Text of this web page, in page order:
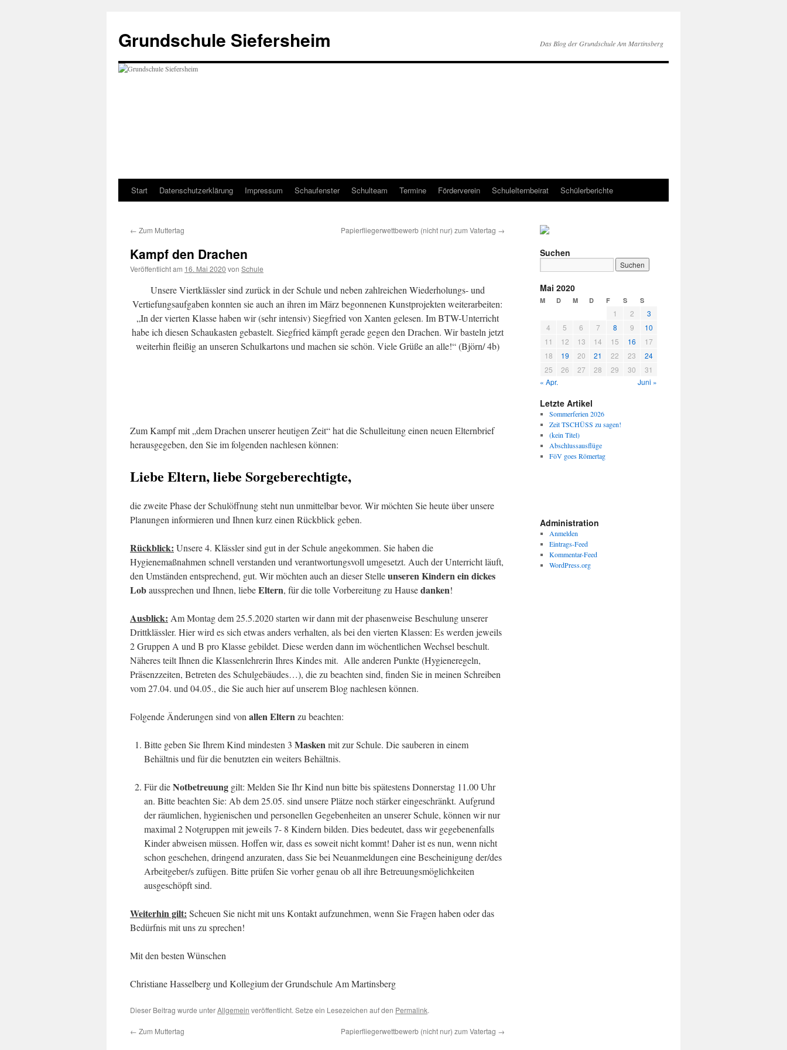
springen
Grundschule Siefersheim Das Blog der Grundschule Am Martinsberg
Start Datenschutzerklärung Impressum Schaufenster Schulteam Termine Förderverein Schulelternbeirat Schülerberichte
← Zum Muttertag Papierfliegerwettbewerb (nicht nur) zum Vatertag →
Kampf den Drachen
Veröffentlicht am 16. Mai 2020 von Schule
Unsere Viertklässler sind zurück in der Schule und neben zahlreichen Wiederholungs- und
Vertiefungsaufgaben konnten sie auch an ihren im März begonnenen Kunstprojekten weiterarbeiten:
„In der vierten Klasse haben wir (sehr intensiv) Siegfried von Xanten gelesen. Im BTW-Unterricht
habe ich diesen Schaukasten gebastelt. Siegfried kämpft gerade gegen den Drachen. Wir basteln jetzt
weiterhin fleißig an unseren Schulkartons und machen sie schön. Viele Grüße an alle!“ (Björn/ 4b)
Zum Kampf mit „dem Drachen unserer heutigen Zeit“ hat die Schulleitung einen neuen Elternbrief
herausgegeben, den Sie im folgenden nachlesen können:
Liebe Eltern, liebe Sorgeberechtigte,
die zweite Phase der Schulöffnung steht nun unmittelbar bevor. Wir möchten Sie heute über unsere
Planungen informieren und Ihnen kurz einen Rückblick geben.
Rückblick: Unsere 4. Klässler sind gut in der Schule angekommen. Sie haben die
Hygienemaßnahmen schnell verstanden und verantwortungsvoll umgesetzt. Auch der Unterricht läuft,
den Umständen entsprechend, gut. Wir möchten auch an dieser Stelleunseren Kindern eindickes
Lobaussprechen und Ihnen, liebeEltern, für die tolle Vorbereitung zu Hausedanken!
Ausblick: Am Montag dem 25.5.2020 starten wir dann mit der phasenweise Beschulung unserer
Drittklässler. Hier wird es sich etwas anders verhalten, als bei den vierten Klassen: Es werden jeweils
2 Gruppen A und B pro Klasse gebildet. Diese werden dann im wöchentlichen Wechsel beschult.
Näheres teilt Ihnen die Klassenlehrerin Ihres Kindes mit. Alle anderen Punkte (Hygieneregeln,
Präsenzzeiten, Betreten des Schulgebäudes…), die zu beachten sind, finden Sie in meinen Schreiben
vom 27.04. und 04.05., die Sie auch hier auf unserem Blog nachlesen können.
Folgende Änderungen sind von allen Elternzu beachten:
Bitte geben Sie Ihrem Kind mindesten 3 Maskenmit zur Schule. Die sauberen in einem
Behältnis und für die benutzten ein weiters Behältnis.
Für dieNotbetreuung gilt: Melden Sie Ihr Kind nun bitte bis spätestens Donnerstag 11.00 Uhr
an. Bitte beachten Sie: Ab dem 25.05. sind unsere Plätze noch stärker eingeschränkt. Aufgrund
der räumlichen, hygienischen und personellen Gegebenheiten an unserer Schule, können wir nur
maximal 2 Notgruppen mit jeweils 7- 8 Kindern bilden. Dies bedeutet, dass wir gegebenenfalls
Kinder abweisen müssen. Hoffen wir, dass es soweit nicht kommt! Daher ist es nun, wenn nicht
schon geschehen, dringend anzuraten, dass Sie bei Neuanmeldungen eine Bescheinigung der/des
Arbeitgeber/s zufügen. Bitte prüfen Sie vorher genau ob all ihre Betreuungsmöglichkeiten
ausgeschöpft sind.
Weiterhin gilt: Scheuen Sie nicht mit uns Kontakt aufzunehmen, wenn Sie Fragen haben oder das
Bedürfnis mit uns zu sprechen!
Mit den besten Wünschen
Christiane Hasselberg und Kollegium der Grundschule Am Martinsberg
Dieser Beitrag wurde unterAllgemein veröffentlicht. Setze ein Lesezeichen auf den Permalink.
← Zum Muttertag Papierfliegerwettbewerb (nicht nur) zum Vatertag →
Suchen
Mai 2020
M D M D F S S
1 2
3
4
5 6 7 8 9
10
11
12 13 14 15 16
17
18
19 20 21 22 23
24
25
26 27 28 29 30
31
« Apr.
Juni »
Letzte Artikel
Sommerferien 2026
Zeit TSCHÜSS zu sagen!
(kein Titel)
Abschlussausflüge
FöV goes Römertag
Administration
Anmelden
Eintrags-Feed
Kommentar-Feed
WordPress.org